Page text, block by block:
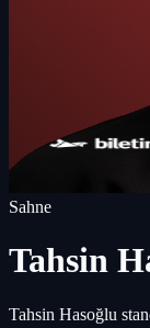
Sahne
Tahsin
Tahsin Hasoğlu